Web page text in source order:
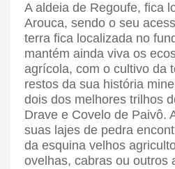
A aldeia de Regoufe, fica
Arouca, sendo o seu
terra fica localizada no
mantém ainda viva os
agrícola, com o cultivo da
restos da sua história
dois dos melhores trilhos
Drave e Covelo de Paivô.
suas lajes de pedra
da esquina velhos
ovelhas, cabras ou outros